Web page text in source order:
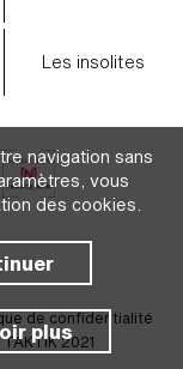
Les insolites
de confidentialité
2021
navigation sans
vous
des cookies.
plus